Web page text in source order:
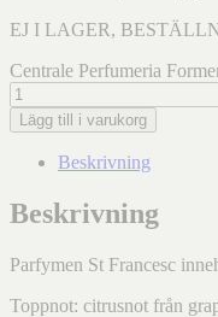
EJ I LAGER,
Centrale Perfumeria
Lägg till i varukorg
Beskrivning
Beskrivning
Parfymen St Francesc
Toppnot: citrusnot från